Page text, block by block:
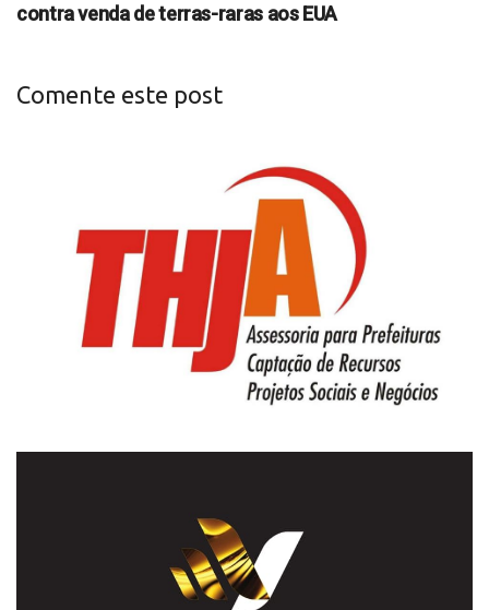
contra venda de terras-raras aos EUA
Comente este post